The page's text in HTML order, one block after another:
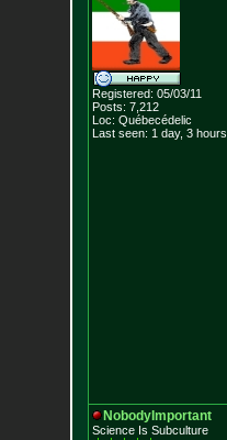
Registered: 05/03/11
Posts: 7,212
Loc: Québecédelic
Last seen: 1 day, 3 hours
NobodyImportant
Science Is Subculture